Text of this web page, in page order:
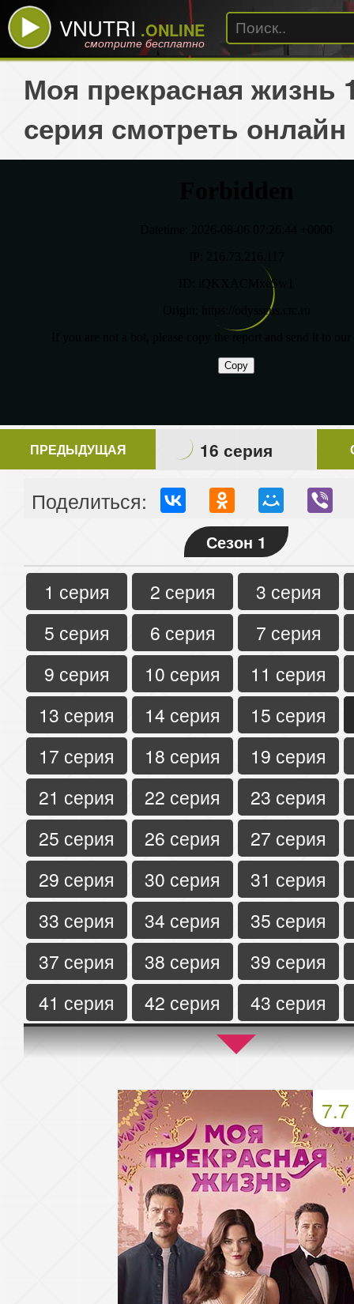
VNUTRI .ONLINE
смотрите бесплатно
Моя прекрасная жизнь
серия смотреть онлайн
ПРЕДЫДУЩАЯ 16 серия
Поделиться:
Сезон 1
1 серия 2 серия
3 серия
5 серия
6 серия
7 серия
9 серия
10 серия
11 серия
13 серия
14 серия
15 серия
17 серия
18 серия
19 серия
21 серия
22 серия
23 серия
25 серия
26 серия
27 серия
29 серия
30 серия
31 серия
33 серия
34 серия
35 серия
37 серия
38 серия
39 серия
41 серия
42 серия
43 серия
45 серия
46 серия
47 серия
50 серия
51 серия
54 серия
55 серия
58 серия
59 серия
62 серия
63 серия
66 серия
67 серия
70 серия
71 серия
7.7